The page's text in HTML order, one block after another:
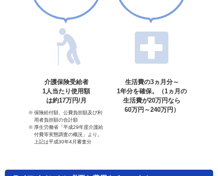
介護保険受給者
1人当たり使用額
は約17万円/月
保険給付額、公費負担額及び利
用者負担額の合計額
厚生労働省「平成29年度介護給
付費等実態調査の概況」より。
上記は平成30年4月審査分
生活費の3ヵ月分～
1年分を確保。（1ヵ月の
生活費が20万円なら
60万円～240万円）